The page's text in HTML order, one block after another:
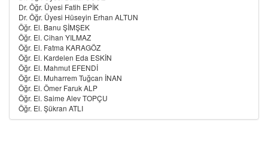
Dr. Öğr. Üyesi Fatih EPİK
Dr. Öğr. Üyesi Hüseyin Erhan ALTUN
Öğr. El. Banu ŞİMŞEK
Öğr. El. Cihan YILMAZ
Öğr. El. Fatma KARAGÖZ
Öğr. El. Kardelen Eda ESKİN
Öğr. El. Mahmut EFENDİ
Öğr. El. Muharrem Tuğcan İNAN
Öğr. El. Ömer Faruk ALP
Öğr. El. Saime Alev TOPÇU
Öğr. El. Şükran ATLI